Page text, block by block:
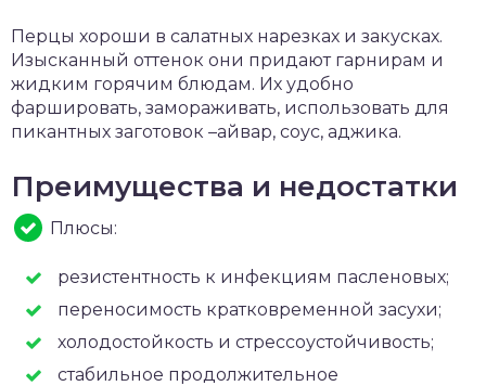
Перцы хороши в салатных нарезках и закусках.
Изысканный оттенок они придают гарнирам и
жидким горячим блюдам. Их удобно
фаршировать, замораживать, использовать для
пикантных заготовок –айвар, соус, аджика.
Преимущества и недостатки
Плюсы:
резистентность к инфекциям пасленовых;
переносимость кратковременной засухи;
холодостойкость и стрессоустойчивость;
стабильное продолжительное